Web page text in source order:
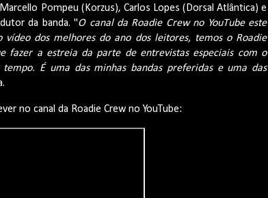
Pompeu (Korzus), Carlos Lopes (Dorsal Atlântica) e
da banda. "O canal da Roadie Crew no YouTube este
dos melhores do ano dos leitores, temos o Roadie
fazer a estreia da parte de entrevistas especiais com o
É uma das minhas bandas preferidas e uma das
no canal da Roadie Crew no YouTube: